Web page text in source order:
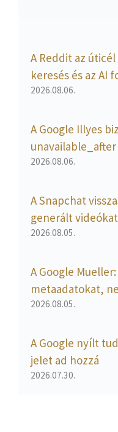
A Reddit az
keresés és az AI
2026.08.06.
A Google Illyes
2026.08.06.
A Snapchat
generált videókat
2026.08.05.
A Google
metaadatokat,
2026.08.05.
A Google nyílt
jelet ad hozzá
2026.07.30.